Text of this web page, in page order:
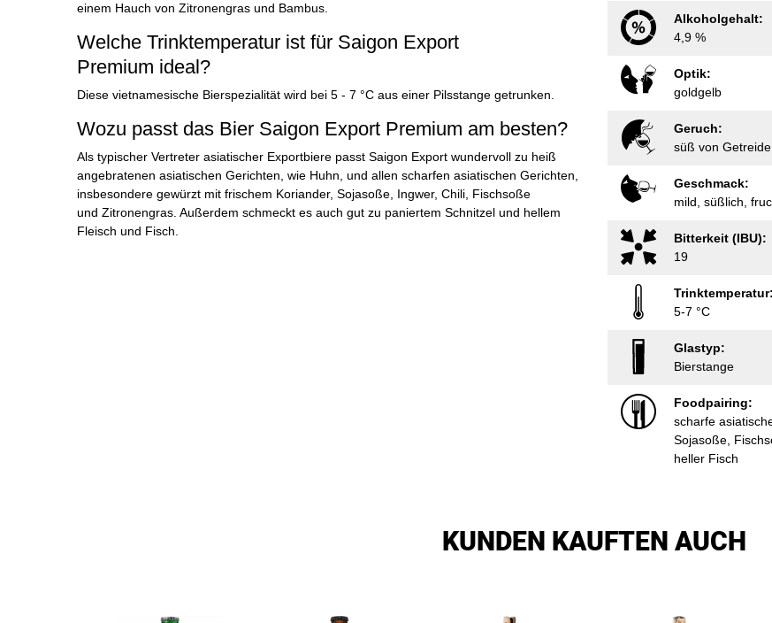
einem Hauch von Zitronengras und Bambus.
Welche Trinktemperatur ist für Saigon Export
Premium ideal?
Diese vietnamesische Bierspezialität wird bei 5 - 7 °C aus einer Pilsstange getrunken.
Wozu passt das Bier Saigon Export Premium am besten?
Als typischer Vertreter asiatischer Exportbiere passt Saigon Export wundervoll zu heiß
angebratenen asiatischen Gerichten, wie Huhn, und allen scharfen asiatischen Gerichten,
insbesondere gewürzt mit frischem Koriander, Sojasoße, Ingwer, Chili, Fischsoße
und Zitronengras. Außerdem schmeckt es auch gut zu paniertem Schnitzel und hellem
Fleisch und Fisch.
Alkoholgehalt:
4,9 %
Optik:
goldgelb
Geruch:
süß von
Geschmack:
mild, süßlich,
Bitterkeit (IBU):
19
Trinktemperatur:
5-7 °C
Glastyp:
Bierstange
Foodpairing:
scharfe
Sojasoße,
heller Fisch
KUNDEN KAUFTEN AUCH